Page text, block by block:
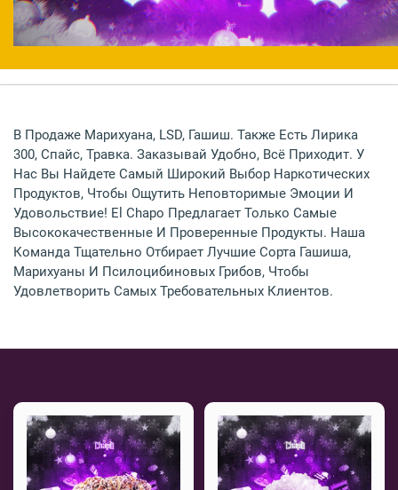
СПБ
Другие Города
В Продаже Марихуана, LSD, Гашиш. Также Есть Лирика
300, Спайс, Травка. Заказывай Удобно, Всё Приходит. У
Нас Вы Найдете Самый Широкий Выбор Наркотических
Продуктов, Чтобы Ощутить Неповторимые Эмоции И
Удовольствие! El Chapo Предлагает Только Самые
Высококачественные И Проверенные Продукты. Наша
Команда Тщательно Отбирает Лучшие Сорта Гашиша,
Марихуаны И Псилоцибиновых Грибов, Чтобы
Удовлетворить Самых Требовательных Клиентов.